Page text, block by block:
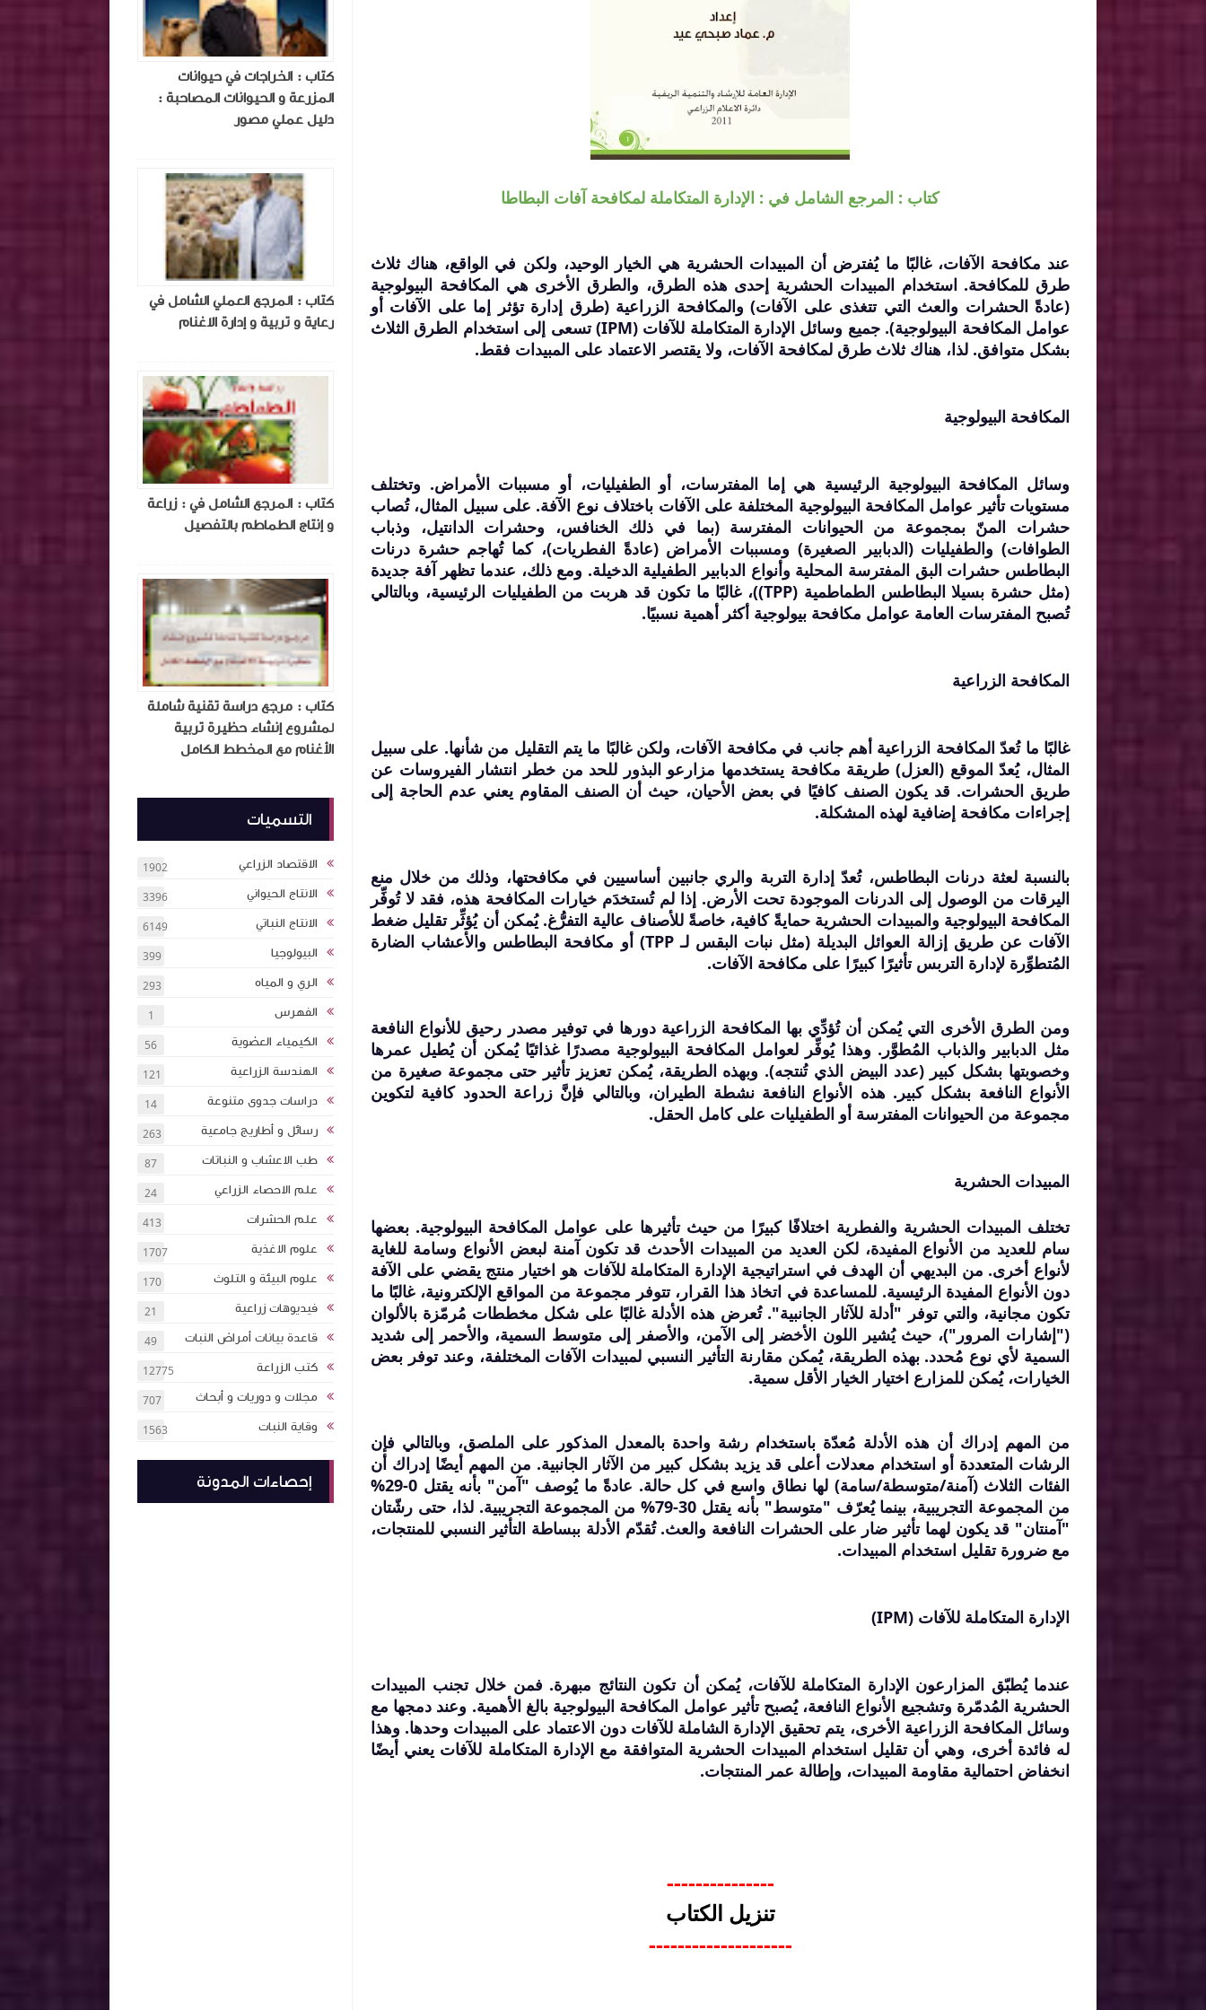
كتاب : المرجع الشامل في : الإدارة المتكاملة لمكافحة آفات البطاطا
عند مكافحة الآفات، غالبًا ما يُفترض أن المبيدات الحشرية هي الخيار الوحيد، ولكن في الواقع، هناك ثلاث
طرق للمكافحة. استخدام المبيدات الحشرية إحدى هذه الطرق، والطرق الأخرى هي المكافحة البيولوجية
(عادةً الحشرات والعث التي تتغذى على الآفات) والمكافحة الزراعية (طرق إدارة تؤثر إما على الآفات أو
عوامل المكافحة البيولوجية). جميع وسائل الإدارة المتكاملة للآفات (IPM) تسعى إلى استخدام الطرق الثلاث
بشكل متوافق. لذا، هناك ثلاث طرق لمكافحة الآفات، ولا يقتصر الاعتماد على المبيدات فقط.
المكافحة البيولوجية
وسائل المكافحة البيولوجية الرئيسية هي إما المفترسات، أو الطفيليات، أو مسببات الأمراض. وتختلف
مستويات تأثير عوامل المكافحة البيولوجية المختلفة على الآفات باختلاف نوع الآفة. على سبيل المثال، تُصاب
حشرات المنّ بمجموعة من الحيوانات المفترسة (بما في ذلك الخنافس، وحشرات الدانتيل، وذباب
الطوافات) والطفيليات (الدبابير الصغيرة) ومسببات الأمراض (عادةً الفطريات)، كما تُهاجم حشرة درنات
البطاطس حشرات البق المفترسة المحلية وأنواع الدبابير الطفيلية الدخيلة. ومع ذلك، عندما تظهر آفة جديدة
(مثل حشرة بسيلا البطاطس الطماطمية (TPP))، غالبًا ما تكون قد هربت من الطفيليات الرئيسية، وبالتالي
تُصبح المفترسات العامة عوامل مكافحة بيولوجية أكثر أهمية نسبيًا.
المكافحة الزراعية
غالبًا ما تُعدّ المكافحة الزراعية أهم جانب في مكافحة الآفات، ولكن غالبًا ما يتم التقليل من شأنها. على سبيل
المثال، يُعدّ الموقع (العزل) طريقة مكافحة يستخدمها مزارعو البذور للحد من خطر انتشار الفيروسات عن
طريق الحشرات. قد يكون الصنف كافيًا في بعض الأحيان، حيث أن الصنف المقاوم يعني عدم الحاجة إلى
إجراءات مكافحة إضافية لهذه المشكلة.
بالنسبة لعثة درنات البطاطس، تُعدّ إدارة التربة والري جانبين أساسيين في مكافحتها، وذلك من خلال منع
اليرقات من الوصول إلى الدرنات الموجودة تحت الأرض. إذا لم تُستخدَم خيارات المكافحة هذه، فقد لا تُوفِّر
المكافحة البيولوجية والمبيدات الحشرية حمايةً كافية، خاصةً للأصناف عالية التفرُّغ. يُمكن أن يُؤثِّر تقليل ضغط
الآفات عن طريق إزالة العوائل البديلة (مثل نبات البقس لـ TPP) أو مكافحة البطاطس والأعشاب الضارة
المُتطوِّرة لإدارة التربس تأثيرًا كبيرًا على مكافحة الآفات.
ومن الطرق الأخرى التي يُمكن أن تُؤدِّي بها المكافحة الزراعية دورها في توفير مصدر رحيق للأنواع النافعة
مثل الدبابير والذباب المُطوَّر. وهذا يُوفِّر لعوامل المكافحة البيولوجية مصدرًا غذائيًا يُمكن أن يُطيل عمرها
وخصوبتها بشكل كبير (عدد البيض الذي تُنتجه). وبهذه الطريقة، يُمكن تعزيز تأثير حتى مجموعة صغيرة من
الأنواع النافعة بشكل كبير. هذه الأنواع النافعة نشطة الطيران، وبالتالي فإنَّ زراعة الحدود كافية لتكوين
مجموعة من الحيوانات المفترسة أو الطفيليات على كامل الحقل.
المبيدات الحشرية
تختلف المبيدات الحشرية والفطرية اختلافًا كبيرًا من حيث تأثيرها على عوامل المكافحة البيولوجية. بعضها
سام للعديد من الأنواع المفيدة، لكن العديد من المبيدات الأحدث قد تكون آمنة لبعض الأنواع وسامة للغاية
لأنواع أخرى. من البديهي أن الهدف في استراتيجية الإدارة المتكاملة للآفات هو اختيار منتج يقضي على الآفة
دون الأنواع المفيدة الرئيسية. للمساعدة في اتخاذ هذا القرار، تتوفر مجموعة من المواقع الإلكترونية، غالبًا ما
تكون مجانية، والتي توفر "أدلة للآثار الجانبية". تُعرض هذه الأدلة غالبًا على شكل مخططات مُرمّزة بالألوان
("إشارات المرور")، حيث يُشير اللون الأخضر إلى الآمن، والأصفر إلى متوسط ​​السمية، والأحمر إلى شديد
السمية لأي نوع مُحدد. بهذه الطريقة، يُمكن مقارنة التأثير النسبي لمبيدات الآفات المختلفة، وعند توفر بعض
الخيارات، يُمكن للمزارع اختيار الخيار الأقل سمية.
من المهم إدراك أن هذه الأدلة مُعدّة باستخدام رشة واحدة بالمعدل المذكور على الملصق، وبالتالي فإن
الرشات المتعددة أو استخدام معدلات أعلى قد يزيد بشكل كبير من الآثار الجانبية. من المهم أيضًا إدراك أن
الفئات الثلاث (آمنة/متوسطة/سامة) لها نطاق واسع في كل حالة. عادةً ما يُوصف "آمن" بأنه يقتل 0-29%
من المجموعة التجريبية، بينما يُعرّف "متوسط" بأنه يقتل 30-79% من المجموعة التجريبية. لذا، حتى رشّتان
"آمنتان" قد يكون لهما تأثير ضار على الحشرات النافعة والعث. تُقدّم الأدلة ببساطة التأثير النسبي للمنتجات،
مع ضرورة تقليل استخدام المبيدات.
الإدارة المتكاملة للآفات (IPM)
عندما يُطبّق المزارعون الإدارة المتكاملة للآفات، يُمكن أن تكون النتائج مبهرة. فمن خلال تجنب المبيدات
الحشرية المُدمّرة وتشجيع الأنواع النافعة، يُصبح تأثير عوامل المكافحة البيولوجية بالغ الأهمية. وعند دمجها مع
وسائل المكافحة الزراعية الأخرى، يتم تحقيق الإدارة الشاملة للآفات دون الاعتماد على المبيدات وحدها. وهذا
له فائدة أخرى، وهي أن تقليل استخدام المبيدات الحشرية المتوافقة مع الإدارة المتكاملة للآفات يعني أيضًا
انخفاض احتمالية مقاومة المبيدات، وإطالة عمر المنتجات.
---------------
تنزيل الكتاب
--------------------
كتاب : الخراجات في حيوانات
المزرعة و الحيوانات المصاحبة :
دليل عملي مصور
كتاب : المرجع العملي الشامل في
رعاية و تربية و إدارة الاغنام
كتاب : المرجع الشامل في : زراعة
و إنتاج الطماطم بالتفصيل
كتاب : مرجع دراسة تقنية شاملة
لمشروع إنشاء حظيرة تربية
الأغنام مع المخطط الكامل
التسميات
الاقتصاد الزراعي 1902
الانتاج الحيواني 3396
الانتاج النباتي 6149
البيولوجيا 399
الري و المياه 293
الفهرس 1
الكيمياء العضوية 56
الهندسة الزراعية 121
دراسات جدوى متنوعة 14
رسائل و أطاريج جامعية 263
طب الاعشاب و النباتات 87
علم الاحصاء الزراعي 24
علم الحشرات 413
علوم الاغذية 1707
علوم البيئة و التلوث 170
فيديوهات زراعية 21
قاعدة بيانات أمراض النبات 49
كتب الزراعة 12775
مجلات و دوريات و أبحاث 707
وقاية النبات 1563
إحصاءات المدونة